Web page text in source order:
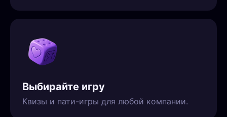
Выбирайте игру
Квизы и пати-игры для любой компании.